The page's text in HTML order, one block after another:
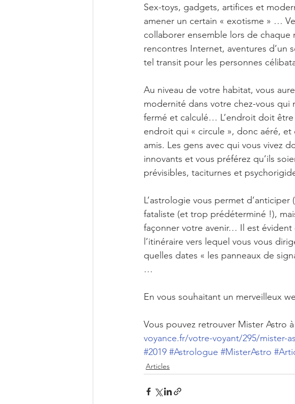
Sex-toys, gadgets, artifices et
amener un certain « exotisme » …
collaborer ensemble lors de
rencontres Internet, aventures d’un
tel transit pour les personnes
Au niveau de votre habitat, vous
modernité dans votre chez-vous
fermé et calculé… L’endroit doit
endroit qui « circule », donc aéré,
amis. Les gens avec qui vous vivez
innovants et vous préférez qu’ils
prévisibles, taciturnes et
L’astrologie vous permet
fataliste (et trop prédéterminé !),
façonner votre avenir… Il est
l’itinéraire vers lequel vous vous
quelles dates « les panneaux de
…
En vous souhaitant un merveilleux
Vous pouvez retrouver Mister Astro
voyance.fr/votre-voyant/295/mister-
#2019 #Astrologue #MisterAstro
Articles